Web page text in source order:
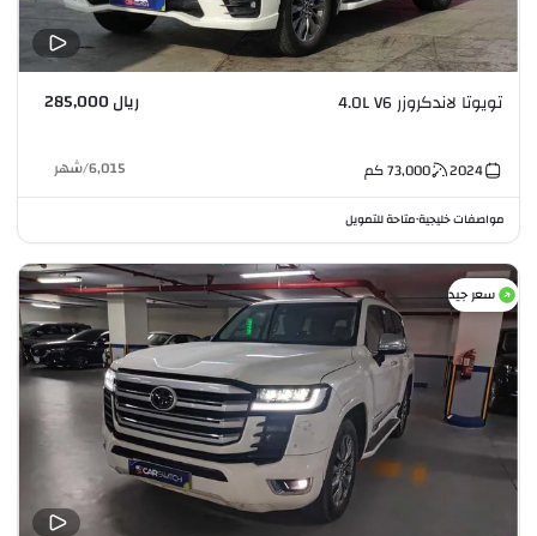
تويوتا لاندكروزر 4.0L V6 ريال 285,000
2024
73,000كم 6,015
/شهر
مواصفات خليجية•متاحة للتمويل
سعر جيد